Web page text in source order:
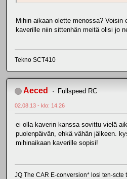
Mihin aikaan olette menossa? Voisin
kaverille niin sittenhän meitä olisi jo
Tekno SCT410
Aeced Fullspeed RC
02.08.13 - klo: 14.26
ei olla kaverin kanssa sovittu vielä
puolenpäivän, ehkä vähän jälkeen.
mihinaikaan kaverille sopisi!
JQ The CAR E-conversion* losi ten-scte